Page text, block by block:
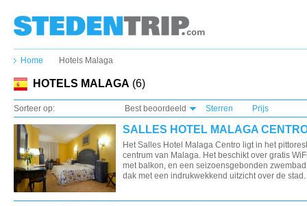
Home Hotels Malaga
HOTELS MALAGA (6)
Sorteer op: Best beoordeeld Sterren Prijs
SALLES HOTEL MALAGA
Het Salles Hotel Malaga Centro ligt in het
centrum van Malaga. Het beschikt over gratis
met balkon, en een seizoensgebonden
dak met een indrukwekkend uitzicht over de stad.